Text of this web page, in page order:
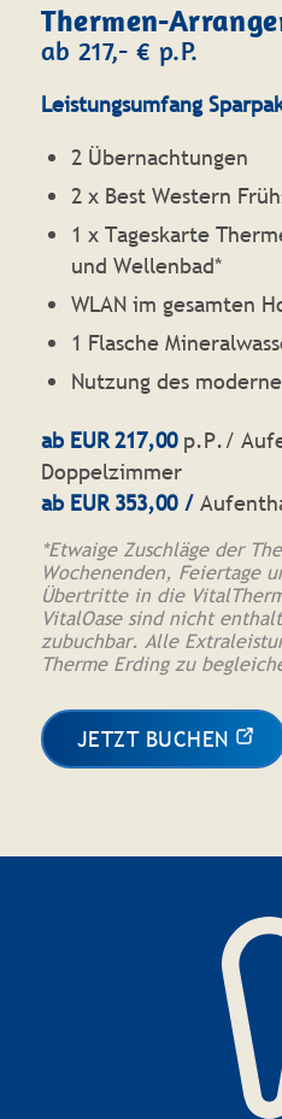
Thermen-
ab 217,- € p.P.
Leistungsumfang
2 Übernachtungen
2 x Best Western
1 x Tageskarte
und Wellenbad*
WLAN im gesamten
1 Flasche
Nutzung des
ab EUR 217,00p.P./
Doppelzimmer
ab EUR 353,00 /
*Etwaige Zuschläge der
Wochenenden, Feiertage
Übertritte in die
VitalOase sind nicht
zubuchbar. Alle
Therme Erding zu
JETZT BUCHEN